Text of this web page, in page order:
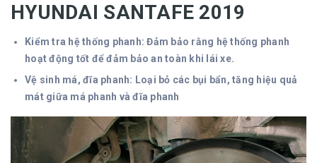
HYUNDAI SANTAFE 2019
Kiểm tra hệ thống phanh: Đảm bảo rằng hệ thống phanh
hoạt động tốt để đảm bảo an toàn khi lái xe.
Vệ sinh má, đĩa phanh: Loại bỏ các bụi bẩn, tăng hiệu quả
mát giữa má phanh và đĩa phanh